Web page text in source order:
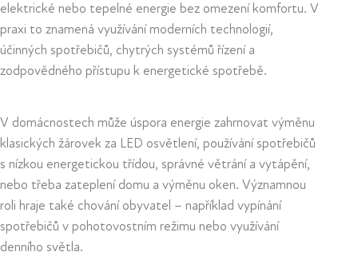
elektrické nebo tepelné energie bez omezení komfortu. V
praxi to znamená využívání moderních technologií,
účinných spotřebičů, chytrých systémů řízení a
zodpovědného přístupu k energetické spotřebě.
V domácnostech může úspora energie zahrnovat výměnu
klasických žárovek za LED osvětlení, používání spotřebičů
s nízkou energetickou třídou, správné větrání a vytápění,
nebo třeba zateplení domu a výměnu oken. Významnou
roli hraje také chování obyvatel – například vypínání
spotřebičů v pohotovostním režimu nebo využívání
denního světla.